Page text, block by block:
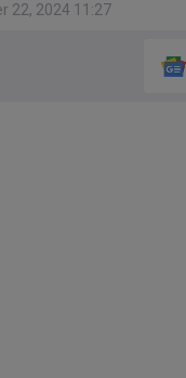
22, 2024 11:27